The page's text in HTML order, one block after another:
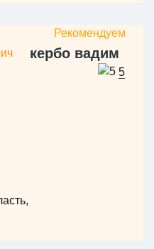
под ключ..
кербо вадим
5